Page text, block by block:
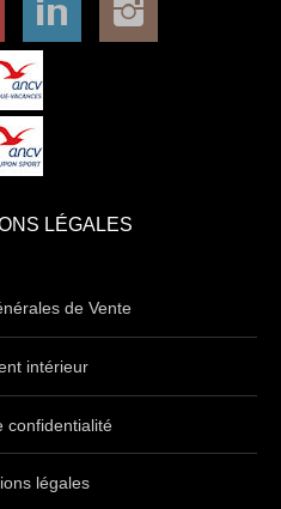
LÉGALES
de Vente
intérieur
confidentialité
légales